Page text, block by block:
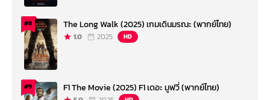
#8 The Long Walk (2025) เกมเดินมรณะ (พากย์ไทย)
1.0 2025 HD
#9 F1 The Movie (2025) F1 เดอะ มูฟวี่ (พากย์ไทย)